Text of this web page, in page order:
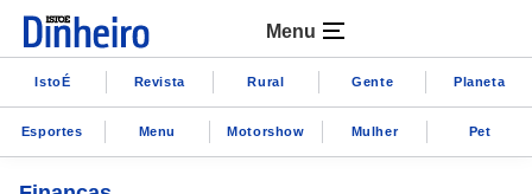
Menu
IstoÉ Revista Rural Gente Planeta
Esportes Menu Motorshow Mulher Pet